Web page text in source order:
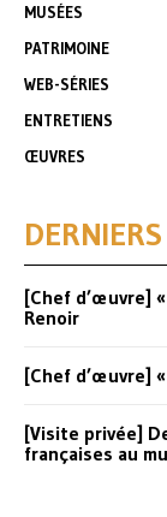
MUSÉES
PATRIMOINE
WEB-SÉRIES
ENTRETIENS
ŒUVRES
[Chef d’œuvre]
Renoir
[Chef d’œuvre]
[Visite privée]
françaises au